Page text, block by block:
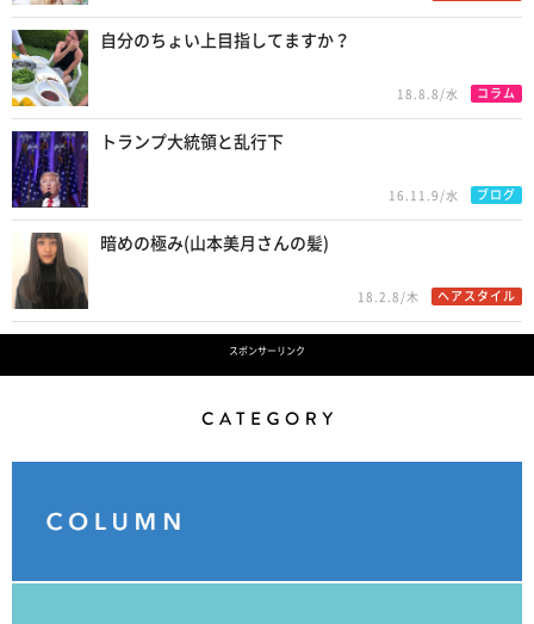
自分のちょい上目指してますか？
18.8.8/水 コラム
トランプ大統領と乱行下
16.11.9/水 ブログ
暗めの極み(山本美月さんの髪)
18.2.8/木 ヘアスタイル
スポンサーリンク